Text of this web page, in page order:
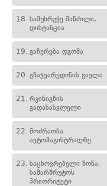
18. სამუხრუჭე მანძილი,
დისტანცია
19. გაჩერება დგომა
20. გზაჯვარედინის გავლა
21. რკინიგზის
გადასასვლელი
22. მოძრაობა
ავტომაგისტრალზე
23. საცხოვრებელი ზონა,
სამარშრუტოს
პრიორიტეტი